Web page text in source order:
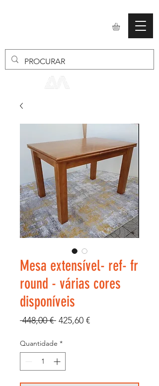
Mesa extensível- ref- fr
round - várias cores
disponíveis
448,00 € Preço
425,60 €Preço
Quantidade *